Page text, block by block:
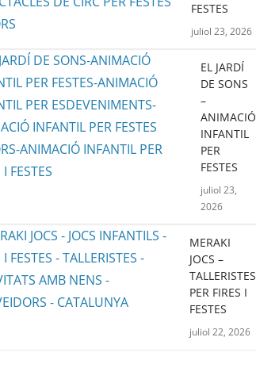
FESTES
juliol 23, 2026
EL JARDÍ
DE SONS
–
ANIMACIÓ
INFANTIL
PER
FESTES
juliol 23,
2026
MERAKI
JOCS –
TALLERISTES
PER FIRES I
FESTES
juliol 22, 2026